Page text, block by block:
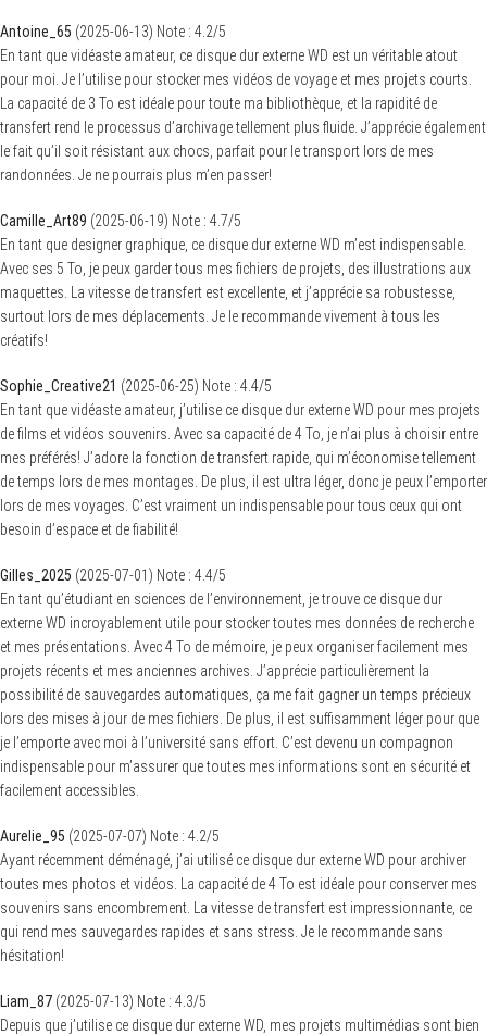
Antoine_65 (2025-06-13) Note : 4.2/5
En tant que vidéaste amateur, ce disque dur externe WD est un véritable atout
pour moi. Je l’utilise pour stocker mes vidéos de voyage et mes projets courts.
La capacité de 3 To est idéale pour toute ma bibliothèque, et la rapidité de
transfert rend le processus d’archivage tellement plus fluide. J’apprécie également
le fait qu’il soit résistant aux chocs, parfait pour le transport lors de mes
randonnées. Je ne pourrais plus m’en passer!
Camille_Art89 (2025-06-19) Note : 4.7/5
En tant que designer graphique, ce disque dur externe WD m’est indispensable.
Avec ses 5 To, je peux garder tous mes fichiers de projets, des illustrations aux
maquettes. La vitesse de transfert est excellente, et j’apprécie sa robustesse,
surtout lors de mes déplacements. Je le recommande vivement à tous les
créatifs!
Sophie_Creative21 (2025-06-25) Note : 4.4/5
En tant que vidéaste amateur, j’utilise ce disque dur externe WD pour mes projets
de films et vidéos souvenirs. Avec sa capacité de 4 To, je n’ai plus à choisir entre
mes préférés! J’adore la fonction de transfert rapide, qui m’économise tellement
de temps lors de mes montages. De plus, il est ultra léger, donc je peux l’emporter
lors de mes voyages. C’est vraiment un indispensable pour tous ceux qui ont
besoin d’espace et de fiabilité!
Gilles_2025 (2025-07-01) Note : 4.4/5
En tant qu’étudiant en sciences de l’environnement, je trouve ce disque dur
externe WD incroyablement utile pour stocker toutes mes données de recherche
et mes présentations. Avec 4 To de mémoire, je peux organiser facilement mes
projets récents et mes anciennes archives. J’apprécie particulièrement la
possibilité de sauvegardes automatiques, ça me fait gagner un temps précieux
lors des mises à jour de mes fichiers. De plus, il est suffisamment léger pour que
je l’emporte avec moi à l’université sans effort. C’est devenu un compagnon
indispensable pour m’assurer que toutes mes informations sont en sécurité et
facilement accessibles.
Aurelie_95 (2025-07-07) Note : 4.2/5
Ayant récemment déménagé, j’ai utilisé ce disque dur externe WD pour archiver
toutes mes photos et vidéos. La capacité de 4 To est idéale pour conserver mes
souvenirs sans encombrement. La vitesse de transfert est impressionnante, ce
qui rend mes sauvegardes rapides et sans stress. Je le recommande sans
hésitation!
Liam_87 (2025-07-13) Note : 4.3/5
Depuis que j’utilise ce disque dur externe WD, mes projets multimédias sont bien